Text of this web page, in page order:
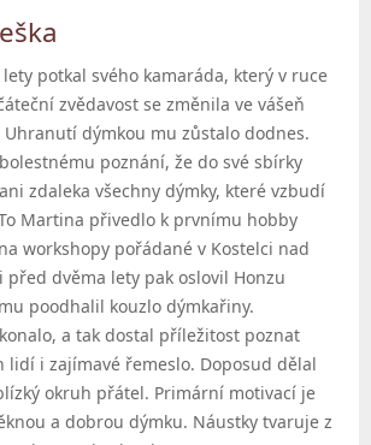
lety potkal svého kamaráda, který v ruce
zvědavost se změnila ve vášeň
dýmkou mu zůstalo dodnes.
poznání, že do své sbírky
zdaleka všechny dýmky, které vzbudí
Martina přivedlo k prvnímu hobby
workshopy pořádané v Kostelci nad
před dvěma lety pak oslovil Honzu
poodhalil kouzlo dýmkařiny.
a tak dostal příležitost poznat
lidí i zajímavé řemeslo. Doposud dělal
okruh přátel. Primární motivací je
a dobrou dýmku. Náustky tvaruje z